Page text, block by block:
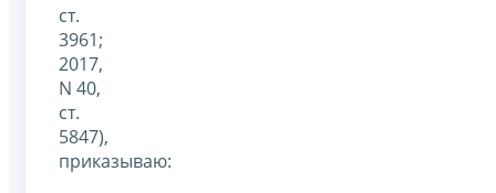
ст.
3961;
2017,
N 40,
ст.
5847),
приказываю: